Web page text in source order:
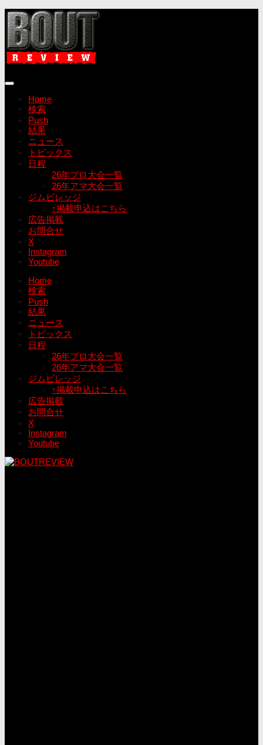
コ
ン
テ
ン
ツ
ス
Home
検索
Push
結果
ニュース
トピックス
日程
26年プロ大会一覧
26年アマ大会一覧
ジムビレッジ
↑掲載申込はこちら
広告掲載
お問合せ
X
Instagram
Youtube
Home
検索
Push
結果
ニュース
トピックス
日程
26年プロ大会一覧
26年アマ大会一覧
ジムビレッジ
↑掲載申込はこちら
広告掲載
お問合せ
X
Instagram
Youtube